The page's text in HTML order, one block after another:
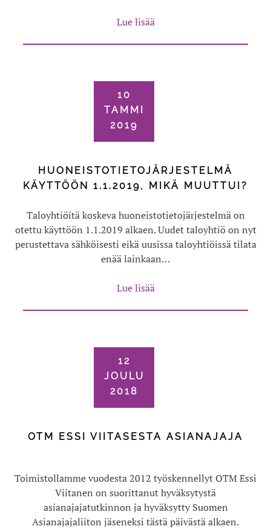
Lue lisää
10
TAMMI
2019
HUONEISTOTIETOJÄRJESTELMÄ
KÄYTTÖÖN 1.1.2019, MIKÄ MUUTTUI?
Taloyhtiöitä koskeva huoneistotietojärjestelmä on
otettu käyttöön 1.1.2019 alkaen. Uudet taloyhtiö on nyt
perustettava sähköisesti eikä uusissa taloyhtiöissä tilata
enää lainkaan…
Lue lisää
12
JOULU
2018
OTM ESSI VIITASESTA ASIANAJAJA
Toimistollamme vuodesta 2012 työskennellyt OTM Essi
Viitanen on suorittanut hyväksytystä
asianajajatutkinnon ja hyväksytty Suomen
Asianajajaliiton jäseneksi tästä päivästä alkaen.